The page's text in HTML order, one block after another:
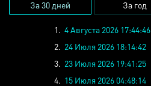
За 30 дней За год
1. 4 Августа 2026 17:44:46
2. 24 Июля 2026 18:14:42
3. 23 Июля 2026 19:41:25
4. 15 Июля 2026 04:48:14